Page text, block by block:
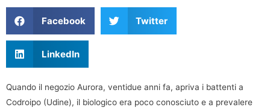
Facebook Twitter
LinkedIn
Quando il negozio Aurora, ventidue anni fa, apriva i battenti a
Codroipo (Udine), il biologico era poco conosciuto e a prevalere